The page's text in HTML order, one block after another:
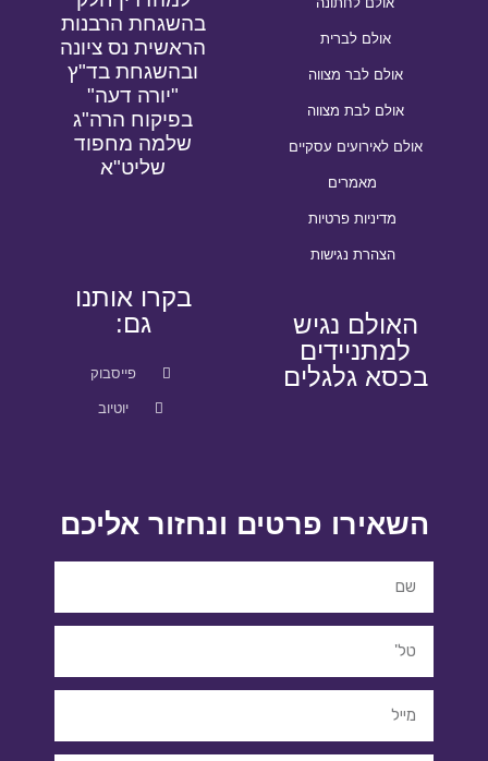
אולם לברית
אולם לבר מצווה
אולם לבת מצווה
אולם לאירועים עסקיים
מאמרים
מדיניות פרטיות
הצהרת נגישות
האולם נגיש
למתניידים
בכסא גלגלים
בהשגחת הרבנות
הראשית נס ציונה
ובהשגחת בד"ץ
"יורה דעה"
בפיקוח הרה"ג
שלמה מחפוד
שליט"א
בקרו אותנו
גם:
פייסבוק
יוטיוב
השאירו פרטים ונחזור אליכם